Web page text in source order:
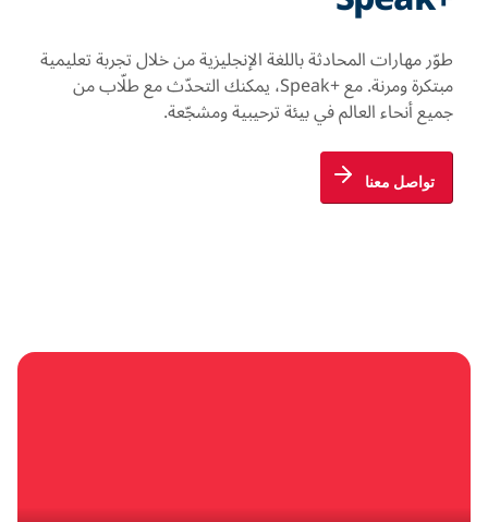
طوّر مهارات المحادثة باللغة الإنجليزية من خلال تجربة تعليمية
مبتكرة ومرنة. مع +Speak، يمكنك التحدّث مع طلّاب من
جميع أنحاء العالم في بيئة ترحيبية ومشجّعة.
تواصل معنا